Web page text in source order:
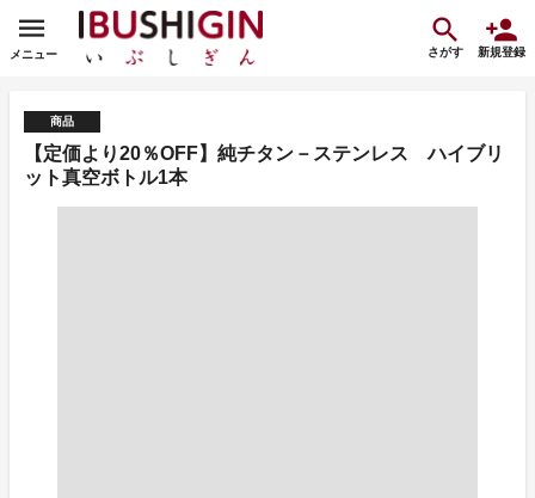
メニュー さがす 新規登録
商品
【定価より20％OFF】純チタン－ステンレス ハイブリ
ット真空ボトル1本